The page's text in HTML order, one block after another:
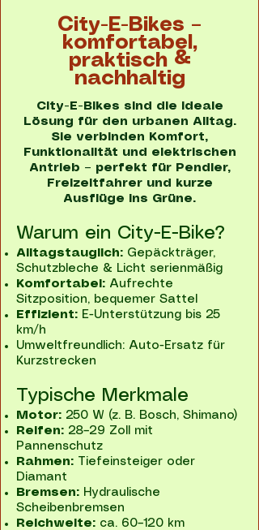
City-E-Bikes –
komfortabel,
praktisch &
nachhaltig
City-E-Bikes sind die ideale
Lösung für den urbanen Alltag.
Sie verbinden Komfort,
Funktionalität und elektrischen
Antrieb – perfekt für Pendler,
Freizeitfahrer und kurze
Ausflüge ins Grüne.
Warum ein City-E-Bike?
Alltagstauglich: Gepäckträger,
Schutzbleche & Licht serienmäßig
Komfortabel: Aufrechte
Sitzposition, bequemer Sattel
Effizient: E-Unterstützung bis 25
km/h
Umweltfreundlich: Auto-Ersatz für
Kurzstrecken
Typische Merkmale
Motor: 250 W (z. B. Bosch, Shimano)
Reifen: 28–29 Zoll mit
Pannenschutz
Rahmen: Tiefeinsteiger oder
Diamant
Bremsen: Hydraulische
Scheibenbremsen
Reichweite: ca. 60–120 km